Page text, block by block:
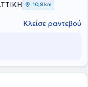
10,8 km
Κλείσε ραντεβού